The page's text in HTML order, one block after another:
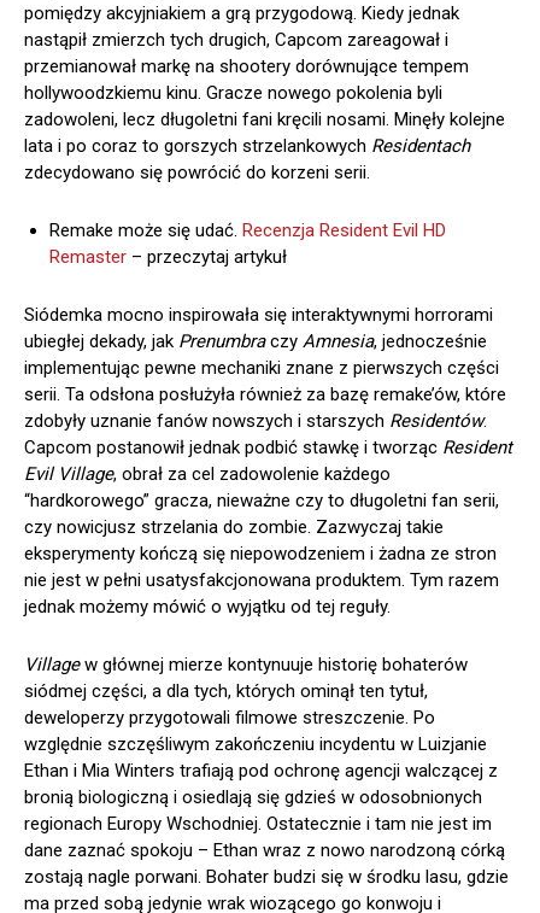
pomiędzy akcyjniakiem a grą przygodową. Kiedy jednak
nastąpił zmierzch tych drugich, Capcom zareagował i
przemianował markę na shootery dorównujące tempem
hollywoodzkiemu kinu. Gracze nowego pokolenia byli
zadowoleni, lecz długoletni fani kręcili nosami. Minęły kolejne
lata i po coraz to gorszych strzelankowych Residentach
zdecydowano się powrócić do korzeni serii.
Remake może się udać. Recenzja Resident Evil HD
Remaster – przeczytaj artykuł
Siódemka mocno inspirowała się interaktywnymi horrorami
ubiegłej dekady, jak Prenumbraczy Amnesia, jednocześnie
implementując pewne mechaniki znane z pierwszych części
serii. Ta odsłona posłużyła również za bazę remake’ów, które
zdobyły uznanie fanów nowszych i starszych Residentów.
Capcom postanowił jednak podbić stawkę i tworząc Resident
Evil Village, obrał za cel zadowolenie każdego
“hardkorowego” gracza, nieważne czy to długoletni fan serii,
czy nowicjusz strzelania do zombie. Zazwyczaj takie
eksperymenty kończą się niepowodzeniem i żadna ze stron
nie jest w pełni usatysfakcjonowana produktem. Tym razem
jednak możemy mówić o wyjątku od tej reguły.
Villagew głównej mierze kontynuuje historię bohaterów
siódmej części, a dla tych, których ominął ten tytuł,
deweloperzy przygotowali filmowe streszczenie. Po
względnie szczęśliwym zakończeniu incydentu w Luizjanie
Ethan i Mia Winters trafiają pod ochronę agencji walczącej z
bronią biologiczną i osiedlają się gdzieś w odosobnionych
regionach Europy Wschodniej. Ostatecznie i tam nie jest im
dane zaznać spokoju – Ethan wraz z nowo narodzoną córką
zostają nagle porwani. Bohater budzi się w środku lasu, gdzie
ma przed sobą jedynie wrak wiozącego go konwoju i